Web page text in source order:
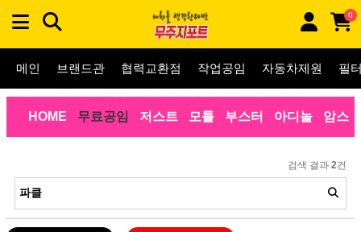
0
메인 브랜드관 협력교환점 작업공임 자동차제원 필
HOME 무료공임 저스트 모튤 부스터 아디놀 암스
검색 결과 2건